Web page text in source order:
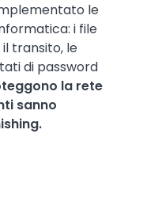
le
i file
transito, le
di password
la rete
sanno